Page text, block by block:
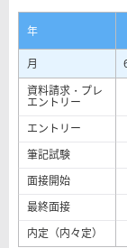
年
月
資料請求・プレ
エントリー
エントリー
筆記試験
面接開始
最終面接
内定（内々定）